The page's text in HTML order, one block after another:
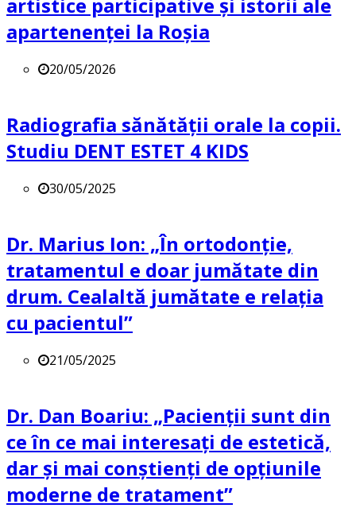
artistice participative și istorii ale
apartenenței la Roșia
20/05/2026
Radiografia sănătății orale la copii.
Studiu DENT ESTET 4 KIDS
30/05/2025
Dr. Marius Ion: „În ortodonție,
tratamentul e doar jumătate din
drum. Cealaltă jumătate e relația
cu pacientul”
21/05/2025
Dr. Dan Boariu: „Pacienții sunt din
ce în ce mai interesați de estetică,
dar și mai conștienți de opțiunile
moderne de tratament”